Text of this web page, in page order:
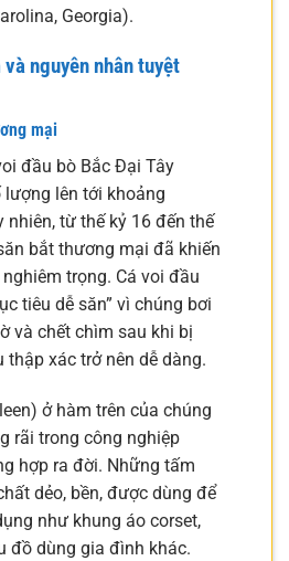
Georgia).
nguyên nhân tuyệt
mại
đầu bò Bắc Đại Tây
lên tới khoảng
nhiên, từ thế kỷ 16 đến thế
bắt thương mại đã khiến
trọng. Cá voi đầu
tiêu dễ săn” vì chúng bơi
và chết chìm sau khi bị
thập xác trở nên dễ dàng.
ở hàm trên của chúng
rãi trong công nghiệp
hợp ra đời. Những tấm
dẻo, bền, được dùng để
như khung áo corset,
đồ dùng gia đình khác.